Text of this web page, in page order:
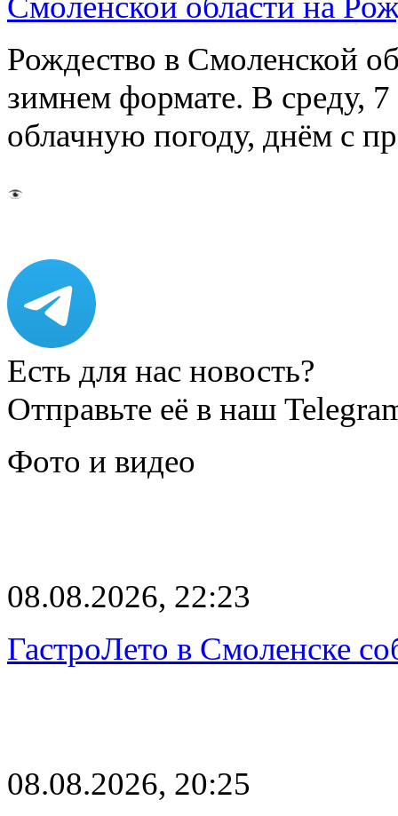
Рождество в Смоленской
зимнем формате. В среду,
облачную погоду, днём с
Есть для нас новость?
Отправьте её в наш
Фото и видео
08.08.2026, 22:23
ГастроЛето в Смоленске
08.08.2026, 20:25